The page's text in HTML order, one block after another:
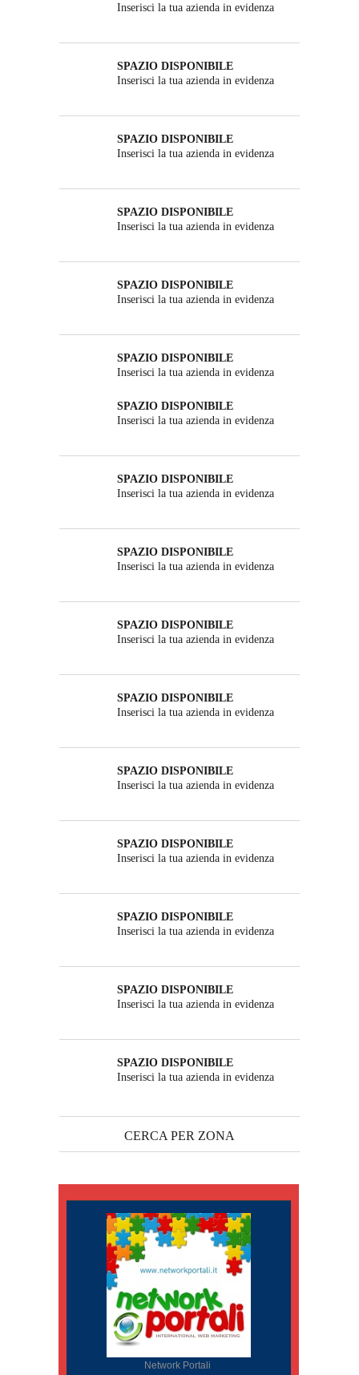
Inserisci la tua azienda in evidenza
SPAZIO DISPONIBILE
Inserisci la tua azienda in evidenza
SPAZIO DISPONIBILE
Inserisci la tua azienda in evidenza
SPAZIO DISPONIBILE
Inserisci la tua azienda in evidenza
SPAZIO DISPONIBILE
Inserisci la tua azienda in evidenza
SPAZIO DISPONIBILE
Inserisci la tua azienda in evidenza
SPAZIO DISPONIBILE
Inserisci la tua azienda in evidenza
SPAZIO DISPONIBILE
Inserisci la tua azienda in evidenza
SPAZIO DISPONIBILE
Inserisci la tua azienda in evidenza
SPAZIO DISPONIBILE
Inserisci la tua azienda in evidenza
SPAZIO DISPONIBILE
Inserisci la tua azienda in evidenza
SPAZIO DISPONIBILE
Inserisci la tua azienda in evidenza
SPAZIO DISPONIBILE
Inserisci la tua azienda in evidenza
SPAZIO DISPONIBILE
Inserisci la tua azienda in evidenza
SPAZIO DISPONIBILE
Inserisci la tua azienda in evidenza
SPAZIO DISPONIBILE
Inserisci la tua azienda in evidenza
CERCA PER ZONA
Network Portali